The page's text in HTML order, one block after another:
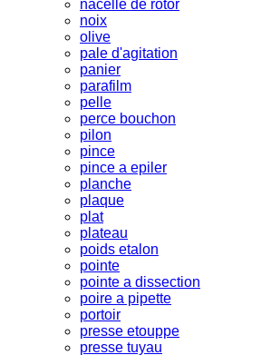
nacelle de rotor
noix
olive
pale d'agitation
panier
parafilm
pelle
perce bouchon
pilon
pince
pince a epiler
planche
plaque
plat
plateau
poids etalon
pointe
pointe a dissection
poire a pipette
portoir
presse etouppe
presse tuyau